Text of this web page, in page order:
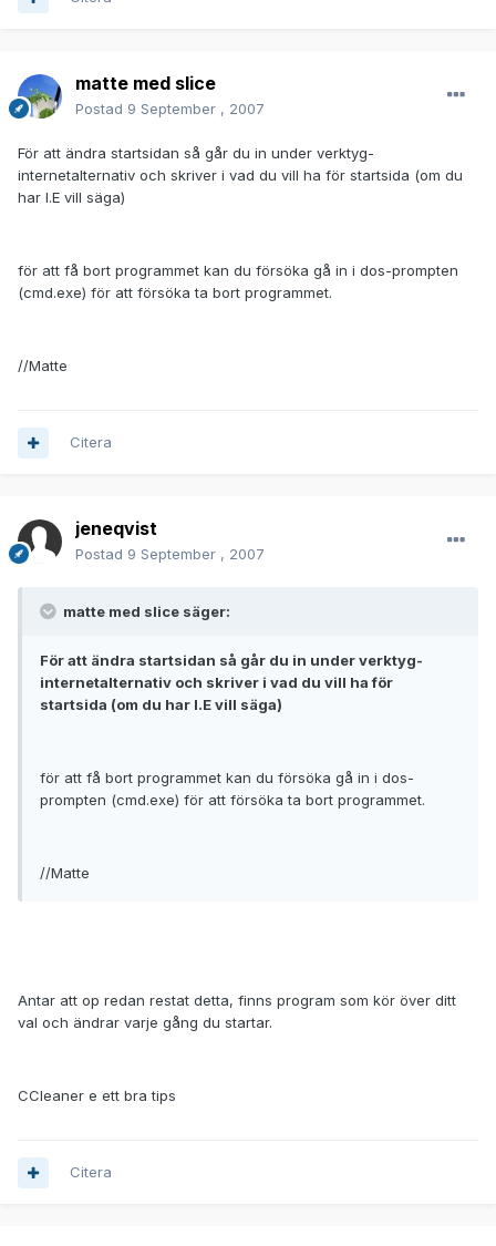
matte med slice
Postad 9 September , 2007
För att ändra startsidan så går du in under verktyg-
internetalternativ och skriver i vad du vill ha för startsida (om du
har I.E vill säga)
för att få bort programmet kan du försöka gå in i dos-prompten
(cmd.exe) för att försöka ta bort programmet.
//Matte
Citera
jeneqvist
Postad 9 September , 2007
matte med slice säger:
För att ändra startsidan så går du in under verktyg-
internetalternativ och skriver i vad du vill ha för
startsida (om du har I.E vill säga)
för att få bort programmet kan du försöka gå in i dos-
prompten (cmd.exe) för att försöka ta bort programmet.
//Matte
Antar att op redan restat detta, finns program som kör över ditt
val och ändrar varje gång du startar.
CCleaner e ett bra tips
Citera